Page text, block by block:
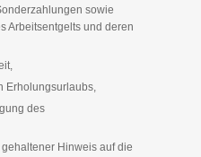
sowie
Arbeitsentgelts und deren
Erholungsurlaubs,
des
Hinweis auf die